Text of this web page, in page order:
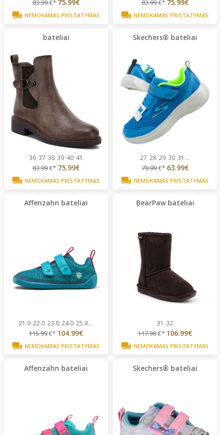
83.99€* 75.99€
NEMOKAMAS PRISTATYMAS
83.99€* 75.99€
NEMOKAMAS PRISTATYMAS
bateliai
36 37 38 39 40 41
83.99€* 75.99€
NEMOKAMAS PRISTATYMAS
Skechers® bateliai
27 28 29 30 31 ...
70.99€* 63.99€
NEMOKAMAS PRISTATYMAS
Affenzahn bateliai
21.0 22.0 23.0 24.0 25.0...
115.99€* 104.99€
NEMOKAMAS PRISTATYMAS
BearPaw bateliai
31 32
117.99€* 106.99€
NEMOKAMAS PRISTATYMAS
Affenzahn bateliai Skechers® bateliai